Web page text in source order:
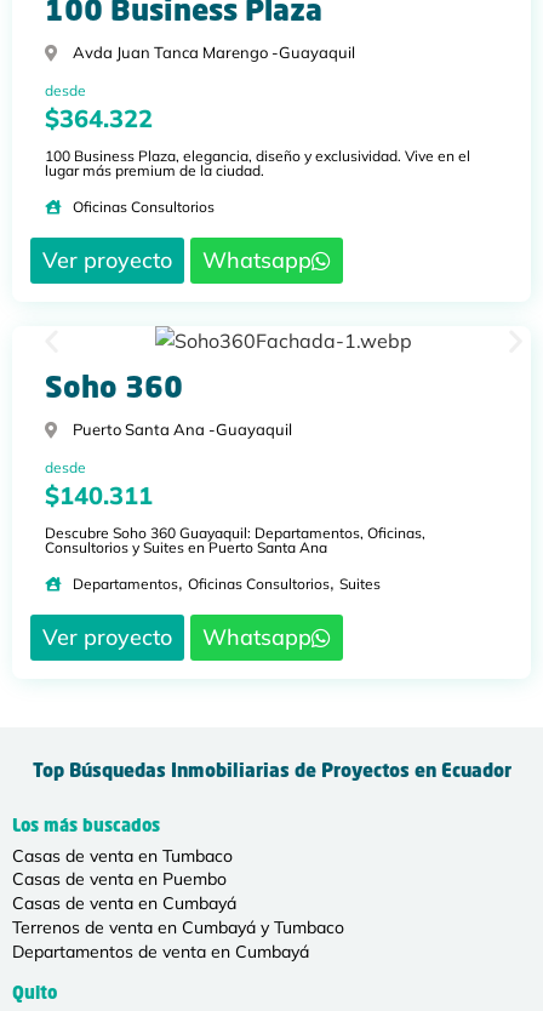
100 Business Plaza
Avda Juan Tanca Marengo -Guayaquil
desde
$364.322
100 Business Plaza, elegancia, diseño y exclusividad. Vive en el
lugar más premium de la ciudad.
Oficinas Consultorios
Ver proyecto Whatsapp
Soho 360
Puerto Santa Ana -Guayaquil
desde
$140.311
Descubre Soho 360 Guayaquil: Departamentos, Oficinas,
Consultorios y Suites en Puerto Santa Ana
Departamentos, Oficinas Consultorios, Suites
Ver proyecto Whatsapp
Top Búsquedas Inmobiliarias de Proyectos en Ecuador
Los más buscados
Casas de venta en Tumbaco
Casas de venta en Puembo
Casas de venta en Cumbayá
Terrenos de venta en Cumbayá y Tumbaco
Departamentos de venta en Cumbayá
Quito